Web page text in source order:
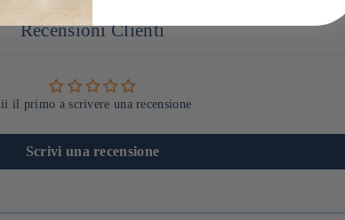
Recensioni Clienti
il primo a scrivere una recensione
Scrivi una recensione